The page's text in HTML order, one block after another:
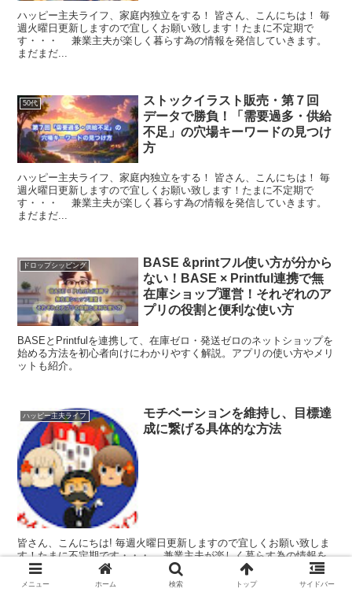
ハッピー主夫ライフ、家庭内独立をする！ 皆さん、こんにちは！ 毎
週火曜日更新しますので宜しくお願い致します！たまに不定期で
す・・・ 兼業主夫が楽しく暮らす為の情報を発信していきます。
まだまだ...
50代
ストックイラスト販売・第７回
データで勝負！「需要過多・供給
不足」の穴場キーワードの見つけ
方
ハッピー主夫ライフ、家庭内独立をする！ 皆さん、こんにちは！ 毎
週火曜日更新しますので宜しくお願い致します！たまに不定期で
す・・・ 兼業主夫が楽しく暮らす為の情報を発信していきます。
まだまだ...
ドロップシッピング
BASE &printフル使い方が分から
ない！BASE × Printful連携で無
在庫ショップ運営！それぞれのア
プリの役割と便利な使い方
BASEとPrintfulを連携して、在庫ゼロ・発送ゼロのネットショップを
始める方法を初心者向けにわかりやすく解説。アプリの使い方やメリ
ットも紹介。
ハッピー主夫ライフ
モチベーションを維持し、目標達
成に繋げる具体的な方法
皆さん、こんにちは! 毎週火曜日更新しますので宜しくお願い致しま
す！たまに不定期です・・・ 兼業主夫が楽しく暮らす為の情報を
発信していきます。 このサイトにはアフィリエイト広告が含まれて
います。 ...
メニュー ホーム 検索 トップ サイドバー